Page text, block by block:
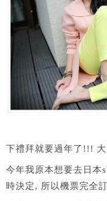
下禮拜就要過年了!!!
今年我原本想要去日本
時決定, 所以機票完全